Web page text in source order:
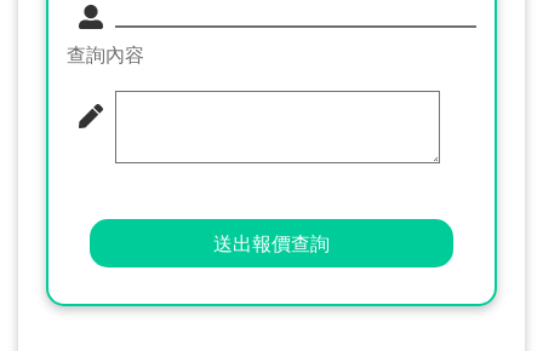
查詢內容
送出報價查詢